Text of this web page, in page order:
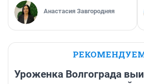
Анастасия Завгородняя
Уроженка Волгограда